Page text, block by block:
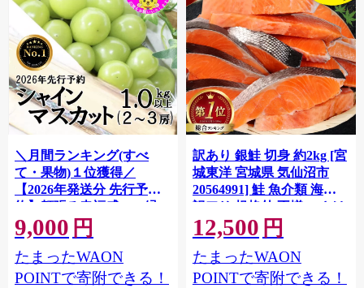
＼月間ランキング(すべ
て・果物)１位獲得／
【2026年発送分 先行予
約】頬張る幸福感 〜緑の
宝石・ シャインマスカッ
ト 〜 １ｋｇ以上（２〜３
房） フルーツ 山梨県産 果
物 くだもの シャイン マス
9,000 円
たまったWAON
POINTで寄附できる！
訳あり 銀鮭 切身 約2kg [宮
城東洋 宮城県 気仙沼市
20564991] 鮭 魚介類 海鮮
訳アリ 規格外 不揃い さけ
サケ 鮭切身 シャケ 切り身
冷凍 家庭用 おかず 弁当 支
援 サーモン 銀鮭切り身 魚
わけあり
12,500 円
たまったWAON
POINTで寄附できる！